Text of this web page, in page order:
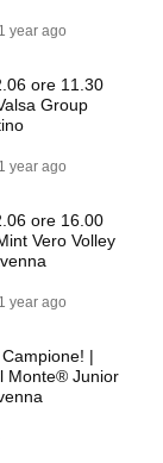
di Bonelli
year ago
ore 11.30
Group
year ago
ore 16.00
Vero Volley
year ago
|
Monte® Junior